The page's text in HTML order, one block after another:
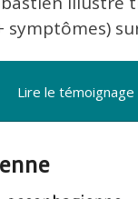
Lire le